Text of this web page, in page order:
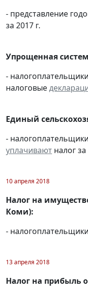
- представление
за 2017 г.
Упрощенная
-
налоговые
Единый
- налогоплательщики
уплачивают налог за
10 апреля 2018
Налог на
Коми):
- налогоплательщики
13 апреля 2018
Налог на прибыль